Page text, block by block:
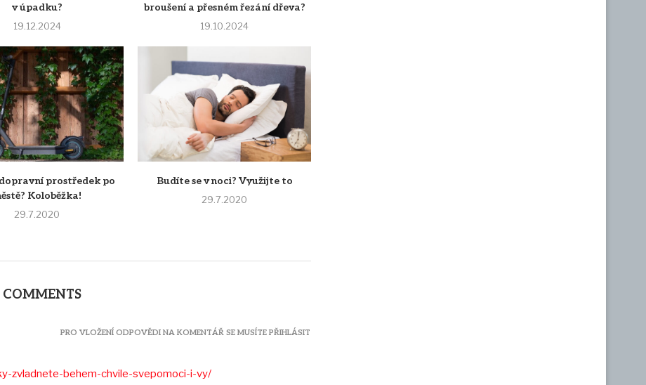
v úpadku?
19.12.2024
broušení a přesném řezání dřeva?
19.10.2024
prostředek po
Koloběžka!
29.7.2020
Budíte se v noci? Využijte to
29.7.2020
COMMENTS
zvladnete-behem-chvile-svepomoci-i-vy/
PRO VLOŽENÍ ODPOVĚDI NA KOMENTÁŘ SE MUSÍTE PŘIHLÁSIT